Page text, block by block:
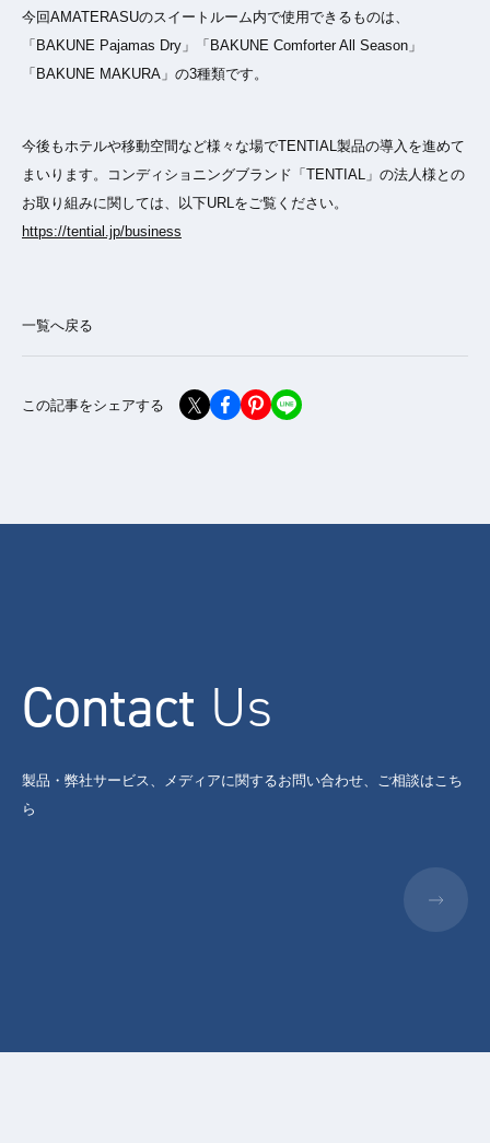
今回AMATERASUのスイートルーム内で使用できるものは、
「BAKUNE Pajamas Dry」「BAKUNE Comforter All Season」
「BAKUNE MAKURA」の3種類です。
今後もホテルや移動空間など様々な場でTENTIAL製品の導入を進めて
まいります。コンディショニングブランド「TENTIAL」の法人様との
お取り組みに関しては、以下URLをご覧ください。
https://tential.jp/business
一覧へ戻る
この記事をシェアする
Contact Us
製品・弊社サービス、メディアに関するお問い合わせ、ご相談はこち
ら